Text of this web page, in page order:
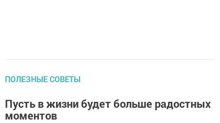
ПОЛЕЗНЫЕ СОВЕТЫ
Пусть в жизни будет больше радостных
моментов